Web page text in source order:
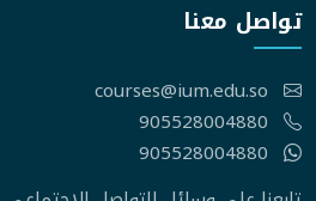
تواصل معنا
courses@ium.edu.so
905528004880
905528004880